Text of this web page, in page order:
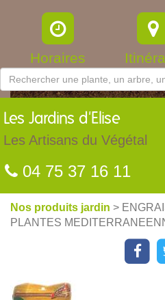
Horaires
Les Jardins d'Elise
Les Artisans du Végétal
04 75 37 16 11
Nos produits jardin >
PLANTES